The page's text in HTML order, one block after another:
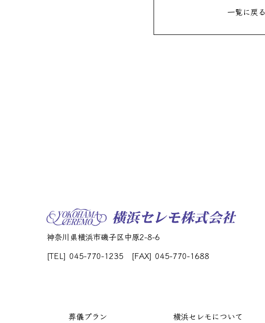
一覧に戻る
神奈川県横浜市磯子区中原2-8-6
[TEL] 045-770-1235
[FAX] 045-770-1688
葬儀プラン 横浜セレモについて